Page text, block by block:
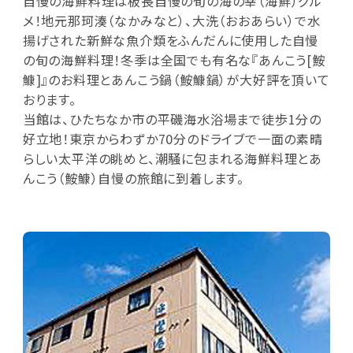
メ！地元那珂湊（なかみなと）、大洗（おおあらい）で水
揚げされた新鮮な魚介類をふんだんに使用した自慢
の旬の海鮮料理！冬季は全国でも有名な『あんこう[鮟
鱇]』のお料理とあんこう鍋（鮟鱇鍋）が大好評を頂いて
おります。
当館は、ひたちなか市の平磯海水浴場まで徒歩1分の
好立地！東京からわずか70分のドライブで一面の素晴
らしい太平洋の眺めと、潮騒に包まれる海鮮料理とあ
んこう（鮟鱇）自慢の旅館に到着します。